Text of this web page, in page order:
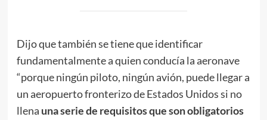
Dijo que también se tiene que identificar
fundamentalmente a quien conducía la aeronave
“porque ningún piloto, ningún avión, puede llegar a
un aeropuerto fronterizo de Estados Unidos si no
llena una serie de requisitos que son obligatorios